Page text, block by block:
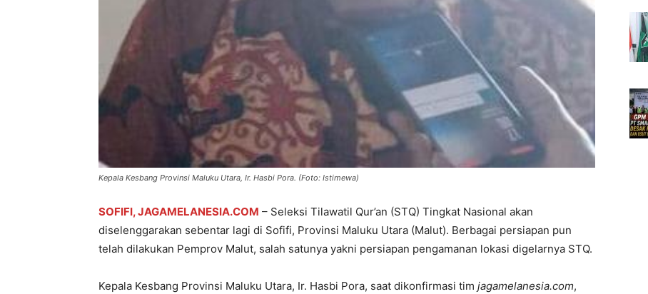
Kepala Kesbang Provinsi Maluku Utara, Ir. Hasbi Pora. (Foto: Istimewa)
SOFIFI, JAGAMELANESIA.COM – Seleksi Tilawatil Qur’an (STQ) Tingkat Nasional akan
diselenggarakan sebentar lagi di Sofifi, Provinsi Maluku Utara (Malut). Berbagai persiapan pun
telah dilakukan Pemprov Malut, salah satunya yakni persiapan pengamanan lokasi digelarnya STQ.
Kepala Kesbang Provinsi Maluku Utara, Ir. Hasbi Pora, saat dikonfirmasi tim jagamelanesia.com,